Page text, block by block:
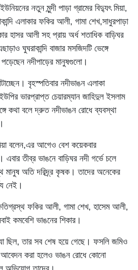
নতুন মুন্দী পাড়া গ্রামের বিদ্যুৎ মিয়া,
এলাকার ফকির আলী, গামা শেখ,সাধুরপাড়া
হাসর আলী সহ প্রায় অর্ধ শতাধিক বাড়িঘর
ঘুঘরাকান্দি বাজার মসজিদটি ভেঙ্গে
নদীপাড়ের মানুষগুলো।
বৃহস্পতিবার নদীভাঙন এলাকা
ভারপ্রাপ্ত চেয়ারম্যান জাহিদুল ইসলাম
কথা বলে দ্রুত নদীভাঙন রোধে ব্যবস্থা
বলেন,এর আগেও বেশ কয়েকবার
এবার তীব্র ভাঙনে বাড়িঘর নদী গর্ভে চলে
মানুষ অতি দরিদ্র্র কৃষক। তাদের অনেকের
নেই।
ফকির আলী, গামা শেখ, হাসেম আলী,
কমবেশি ভাঙনের শিকার।
ছিল, তার সব শেষ হয়ে গেছে। ফসলি জমিও
আবেদন করা হলেও ভাঙন রোধে কোনো